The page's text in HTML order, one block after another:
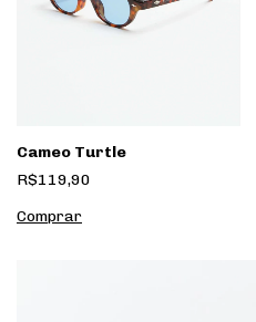
Cameo Turtle
R$119,90